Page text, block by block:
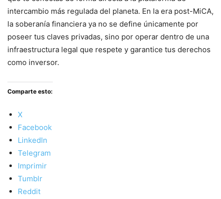
intercambio más regulada del planeta. En la era post-MiCA,
la soberanía financiera ya no se define únicamente por
poseer tus claves privadas, sino por operar dentro de una
infraestructura legal que respete y garantice tus derechos
como inversor.
Comparte esto:
X
Facebook
LinkedIn
Telegram
Imprimir
Tumblr
Reddit